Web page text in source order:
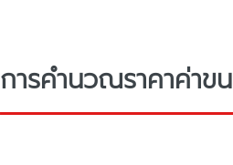
การคำนวณราคาค่าข